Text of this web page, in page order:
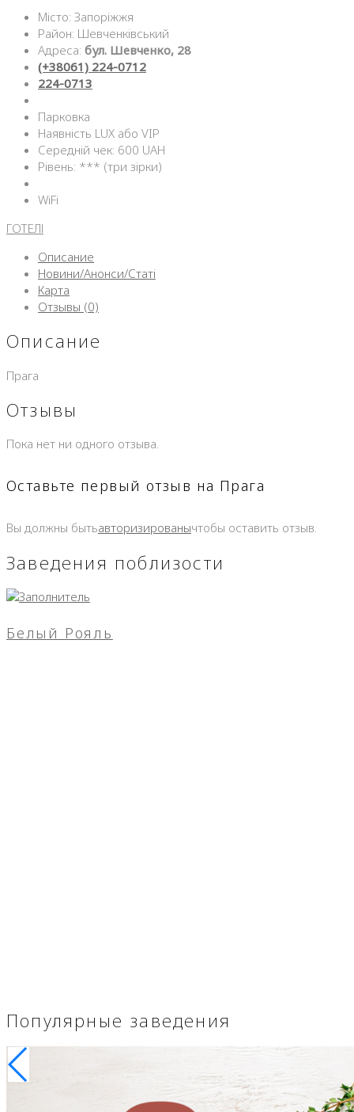
Місто: Запоріжжя
Район: Шевченківський
Адреса: бул. Шевченко, 28
(+38061) 224-0712
224-0713
Парковка
Наявність LUX або VIP
Середній чек: 600 UAH
Рівень: *** (три зірки)
WiFi
ГОТЕЛІ
Описание
Новини/Анонси/Статі
Карта
Отзывы (0)
Описание
Прага
Отзывы
Пока нет ни одного отзыва.
Оставьте первый отзыв на Прага
Вы должны бытьавторизированычтобы оставить отзыв.
Заведения поблизости
Белый Рояль
Популярные заведения